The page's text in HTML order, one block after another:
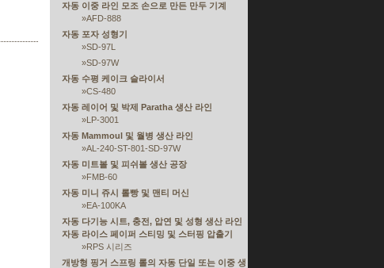
자동 이중 라인 모조 손으로 만든 만두 기계
»AFD-888
자동 포자 성형기
»SD-97L
»SD-97W
자동 수평 케이크 슬라이서
»CS-480
자동 레이어 및 박제 Paratha 생산 라인
»LP-3001
자동 Mammoul 및 월병 생산 라인
»AL-240-ST-801-SD-97W
자동 미트볼 및 피쉬볼 생산 공장
»FMB-60
자동 미니 쥬시 롤빵 및 맨티 머신
»EA-100KA
자동 다기능 시트, 충전, 압연 및 성형 생산 라인
자동 라이스 페이퍼 스티밍 및 스터핑 압출기
»RPS 시리즈
개방형 핑거 스프링 롤의 자동 단일 또는 이중 생